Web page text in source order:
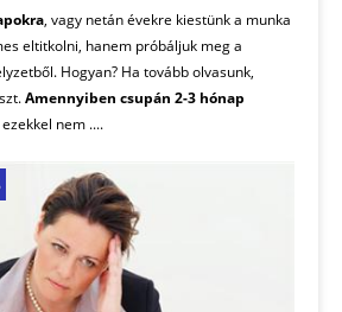
, vagy netán évekre kiestünk a munka
eltitkolni, hanem próbáljuk meg a
Hogyan? Ha tovább olvasunk,
Amennyiben csupán 2-3 hónap
ezekkel nem ....